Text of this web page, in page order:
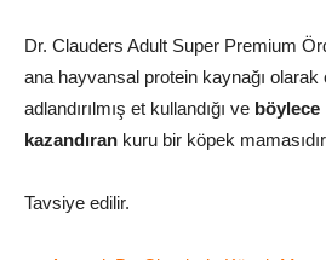
Dr. Clauders Adult Super Premium
ana hayvansal protein kaynağı
adlandırılmış et kullandığı ve böylece
kazandıran kuru bir köpek
Tavsiye edilir.